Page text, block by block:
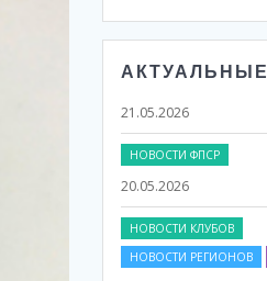
АКТУАЛЬНЫЕ
20.05.2026
НОВОСТИ РЕГИОНОВ
19.05.2026